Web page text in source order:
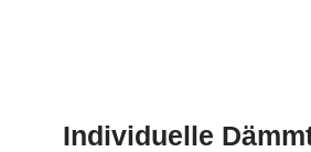
Individuelle